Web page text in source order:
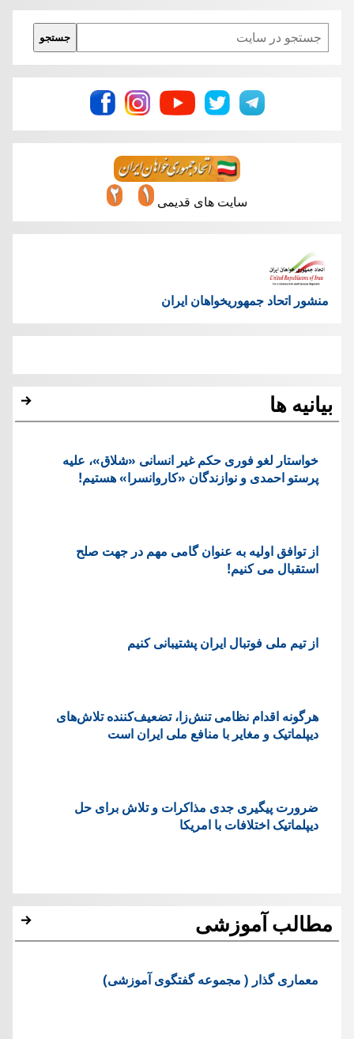
Search
جستجو
سایت های قدیمی
منشور اتحاد جمهوریخواهان ایران
بیانیه ها
خواستار لغو فوری حکم غیر انسانی «شلاق»، علیه
پرستو احمدی و نوازندگان «کاروانسرا» هستیم!
از توافق اولیه به عنوان گامی مهم در جهت صلح
استقبال می کنیم!
از تیم ملی فوتبال ایران پشتیبانی کنیم
هرگونه اقدام نظامی تنش‌زا، تضعیف‌کننده تلاش‌های
دیپلماتیک و مغایر با منافع ملی ایران است
ضرورت پیگیری جدی مذاکرات و تلاش برای حل
دیپلماتیک اختلافات با امریکا
مطالب آموزشی
معماری گذار ( مجموعه گفتگوی آموزشی)